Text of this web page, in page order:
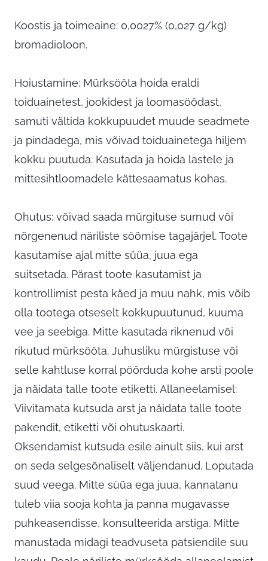
Koostis ja toimeaine: 0,0027% (0,027 g/kg)
bromadioloon.
Hoiustamine: Mürksööta hoida eraldi
toiduainetest, jookidest ja loomasöödast,
samuti vältida kokkupuudet muude seadmete
ja pindadega, mis võivad toiduainetega hiljem
kokku puutuda. Kasutada ja hoida lastele ja
mittesihtloomadele kättesaamatus kohas.
Ohutus: võivad saada mürgituse surnud või
nõrgenenud näriliste söömise tagajärjel. Toote
kasutamise ajal mitte süüa, juua ega
suitsetada. Pärast toote kasutamist ja
kontrollimist pesta käed ja muu nahk, mis võib
olla tootega otseselt kokkupuutunud, kuuma
vee ja seebiga. Mitte kasutada riknenud või
rikutud mürksööta. Juhusliku mürgistuse või
selle kahtluse korral pöörduda kohe arsti poole
ja näidata talle toote etiketti. Allaneelamisel:
Viivitamata kutsuda arst ja näidata talle toote
pakendit, etiketti või ohutuskaarti.
Oksendamist kutsuda esile ainult siis, kui arst
on seda selgesõnaliselt väljendanud. Loputada
suud veega. Mitte süüa ega juua, kannatanu
tuleb viia sooja kohta ja panna mugavasse
puhkeasendisse, konsulteerida arstiga. Mitte
manustada midagi teadvuseta patsiendile suu